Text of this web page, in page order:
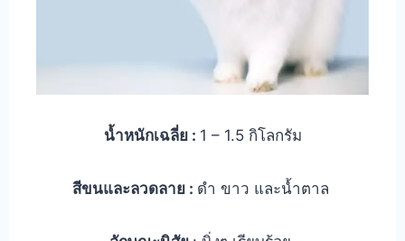
น้ำหนักเฉลี่ย : 1 – 1.5 กิโลกรัม
สีขนและลวดลาย : ดำ ขาว และน้ำตาล